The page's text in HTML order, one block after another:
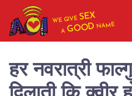
WE GIVESEX
AGOOD NAME
हर नवरात्री